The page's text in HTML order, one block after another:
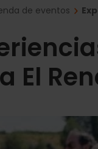
de eventos
El